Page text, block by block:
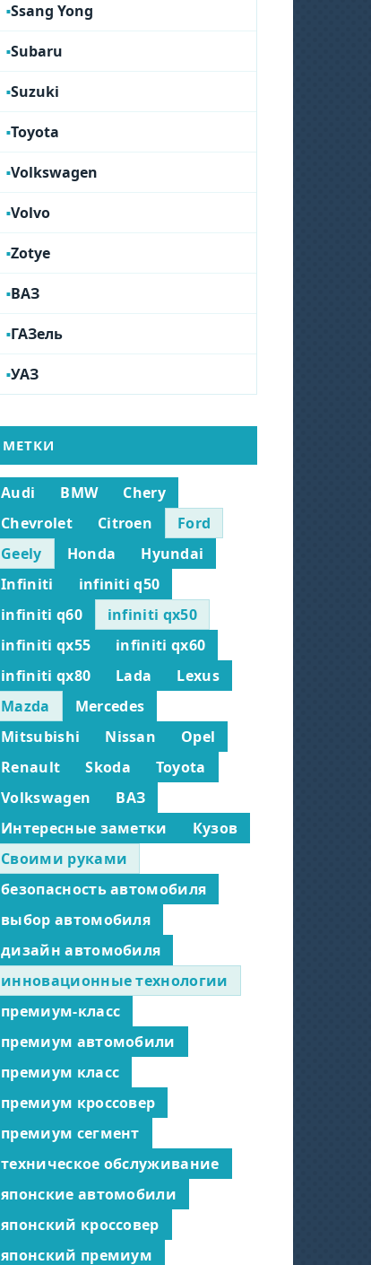
Ssang Yong
Subaru
Suzuki
Toyota
Volkswagen
Volvo
Zotye
ВАЗ
ГАЗель
УАЗ
МЕТКИ
Audi BMW
Chery
Chevrolet
Citroen
Ford
Geely
Honda
Hyundai
Infiniti
infiniti q50
infiniti q60
infiniti qx50
infiniti qx55
infiniti qx60
infiniti qx80
Lada
Lexus
Mazda
Mercedes
Mitsubishi
Nissan
Opel
Renault
Skoda
Toyota
Volkswagen
ВАЗ
Интересные заметки
Кузов
Своими руками
безопасность автомобиля
выбор автомобиля
дизайн автомобиля
инновационные технологии
премиум-класс
премиум автомобили
премиум класс
премиум кроссовер
премиум сегмент
техническое обслуживание
японские автомобили
японский кроссовер
японский премиум